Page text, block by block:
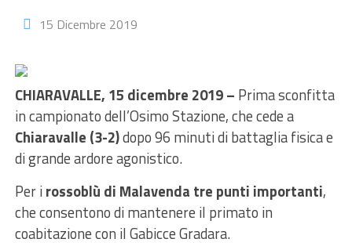
15 Dicembre 2019
CHIARAVALLE, 15 dicembre 2019 – Prima sconfitta
in campionato dell’Osimo Stazione, che cede a
Chiaravalle (3-2)dopo 96 minuti di battaglia fisica e
di grande ardore agonistico.
Per irossoblù di Malavenda tre punti importanti,
che consentono di mantenere il primato in
coabitazione con il Gabicce Gradara.